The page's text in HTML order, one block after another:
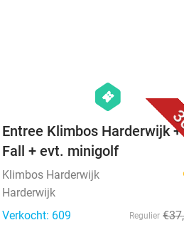
hexagon
events
Entree Klimbos Harderwijk +
Fall + evt. minigolf
Klimbos Harderwijk
Harderwijk
Verkocht: 609
Regulier €37